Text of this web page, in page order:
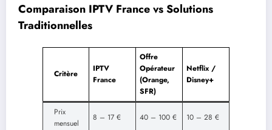
Comparaison IPTV France vs Solutions
Traditionnelles
Critère
IPTV
France
Offre
Opérateur
(Orange,
SFR)
Netflix /
Disney+
Prix
mensuel
8 – 17 € 40 – 100 € 10 – 28 €